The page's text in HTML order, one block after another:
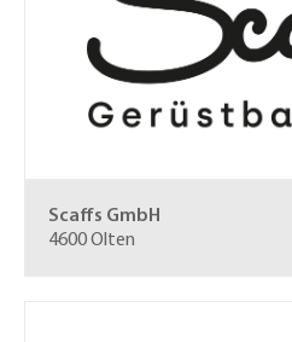
Scaffs GmbH
4600 Olten